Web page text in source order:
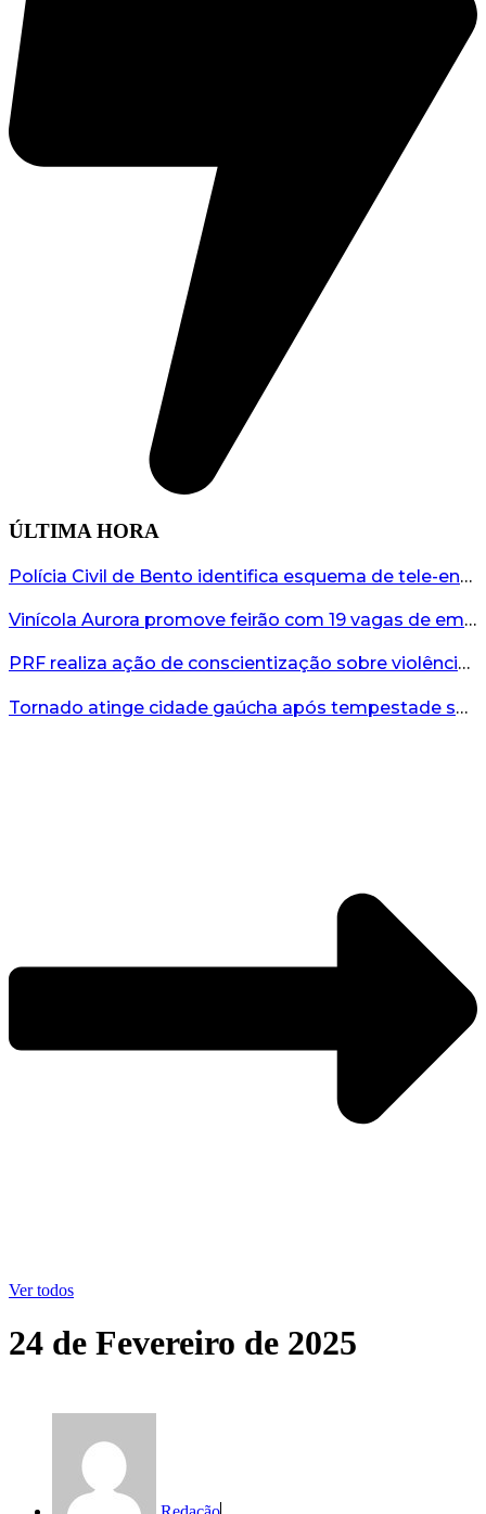
ÚLTIMA HORA
Polícia Civil de Bento identifica esquema de tele-entrega de drogas comandado de dentro de presídio...
Vinícola Aurora promove feirão com 19 vagas de emprego em Bento Gonçalves...
PRF realiza ação de conscientização sobre violência contra a mulher durante o Agosto Lilás...
Tornado atinge cidade gaúcha após tempestade severa...
Ver todos
24 de Fevereiro de 2025